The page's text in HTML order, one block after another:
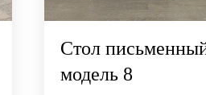
Стол
модель 8